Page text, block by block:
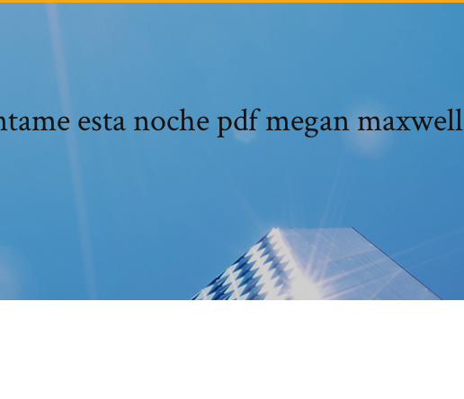
esta noche pdf megan maxwell